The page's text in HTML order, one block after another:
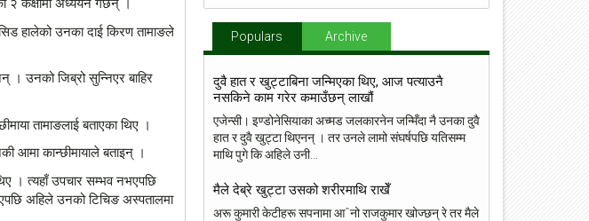
२ कक्षामा अध्ययन गर्छन् ।
हालेको उनका दाई किरण तामाङले
। उनको जिब्रो सुन्निएर बाहिर
तामाङलाई बताएका थिए ।
आमा कान्छीमायाले बताइन् ।
। त्यहाँ उपचार सम्भव नभएपछि
अहिले उनको टिचिङ अस्पतालमा
Populars Archive
दुवै हात र खुट्टाबिना जन्मिएका थिए, आज पत्याउनै
नसकिने काम गरेर कमाउँछन् लाखौं
एजेन्सी। इण्डोनेसियाका अच्मड जलकारनेन जन्मिँदा नै उनका दुवै
हात र दुवै खुट्टा थिएनन् । तर उनले लामो संघर्षपछि यतिसम्म
माथि पुगे कि अहिले उनी...
मैले देब्रे खुट्टा उसको शरीरमाथि राखेँ
अरू कुमारी केटीहरू सपनामा आˆनो राजकुमार खोज्छन् रे तर मैले